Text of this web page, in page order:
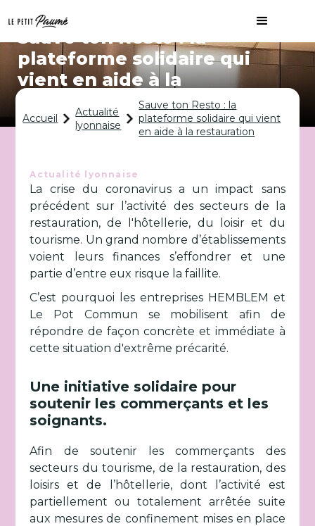
Sauve ton Resto : la
plateforme solidaire qui
vient en aide à la
Accueil
Actualité
lyonnaise
Sauve ton Resto : la
plateforme solidaire qui vient
en aide à la restauration
Actualité lyonnaise
La crise du coronavirus a un impact sans
précédent sur l’activité des secteurs de la
restauration, de l'hôtellerie, du loisir et du
tourisme. Un grand nombre d’établissements
voient leurs finances s’effondrer et une
partie d’entre eux risque la faillite.
C’est pourquoi les entreprises HEMBLEM et
Le Pot Commun se mobilisent afin de
répondre de façon concrète et immédiate à
cette situation d'extrême précarité.
Une initiative solidaire pour
soutenir les commerçants et les
soignants.
Afin de soutenir les commerçants des
secteurs du tourisme, de la restauration, des
loisirs et de l’hôtellerie, dont l’activité est
partiellement ou totalement arrêtée suite
aux mesures de confinement mises en place